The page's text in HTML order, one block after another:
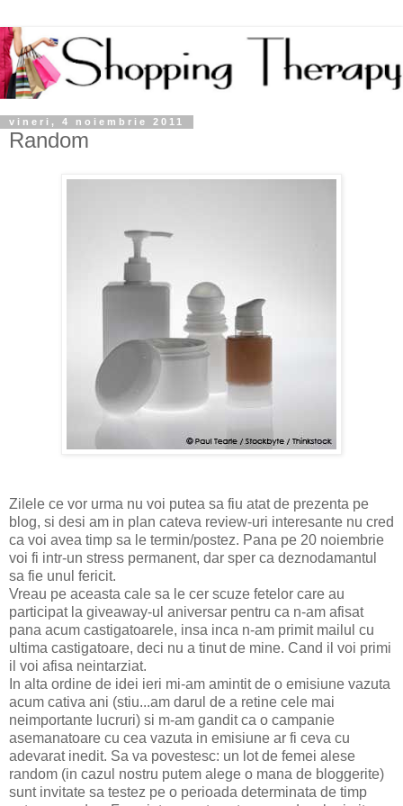
vineri, 4 noiembrie 2011
Random
Zilele ce vor urma nu voi putea sa fiu atat de prezenta pe
blog, si desi am in plan cateva review-uri interesante nu cred
ca voi avea timp sa le termin/postez. Pana pe 20 noiembrie
voi fi intr-un stress permanent, dar sper ca deznodamantul
sa fie unul fericit.
Vreau pe aceasta cale sa le cer scuze fetelor care au
participat la giveaway-ul aniversar pentru ca n-am afisat
pana acum castigatoarele, insa inca n-am primit mailul cu
ultima castigatoare, deci nu a tinut de mine. Cand il voi primi
il voi afisa neintarziat.
In alta ordine de idei ieri mi-am amintit de o emisiune vazuta
acum cativa ani (stiu...am darul de a retine cele mai
neimportante lucruri) si m-am gandit ca o campanie
asemanatoare cu cea vazuta in emisiune ar fi ceva cu
adevarat inedit. Sa va povestesc: un lot de femei alese
random (in cazul nostru putem alege o mana de bloggerite)
sunt invitate sa testez pe o perioada determinata de timp